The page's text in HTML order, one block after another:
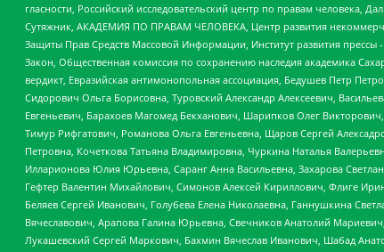
гласности, Российский исследовательский центр по правам человека,
Сутяжник, АКАДЕМИЯ ПО ПРАВАМ ЧЕЛОВЕКА, Центр развития
Защиты Прав Средств Массовой Информации, Институт развития
Закон, Общественная комиссия по сохранению наследия академика
вердикт, Евразийская антимонопольная ассоциация, Бедушев Петр
Сидорович Ольга Борисовна, Туровский Александр Алексеевич,
Евгеньевич, Барахоев Магомед Бекханович, Шарипков Олег
Тимур Рифгатович, Романова Ольга Евгеньевна, Щаров Сергей
Петровна, Кочеткова Татьяна Владимировна, Чуркина Наталья
Илларионова Юлия Юрьевна, Саранг Анна Васильевна, Захарова
Гефтер Валентин Михайлович, Симонов Алексей Кириллович, Флиге
Беляев Сергей Иванович, Голубева Елена Николаевна, Ганнушкина
Вячеславович, Арапова Галина Юрьевна, Свечников Анатолий
Лукашевский Сергей Маркович, Бахмин Вячеслав Иванович, Шабад